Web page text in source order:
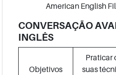
American English
CONVERSAÇÃO
INGLÊS
Objetivos
Praticar
suas